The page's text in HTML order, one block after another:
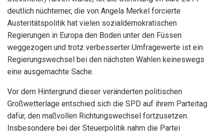
deutlich nüchterner, die von Angela Merkel forcierte
Austeritätspolitik hat vielen sozialdemokratischen
Regierungen in Europa den Boden unter den Füssen
weggezogen und trotz verbesserter Umfragewerte ist ein
Regierungswechsel bei den nächsten Wahlen keineswegs
eine ausgemachte Sache.
Vor dem Hintergrund dieser veränderten politischen
Großwetterlage entschied sich die SPD auf ihrem Parteitag
dafür, den maßvollen Richtungswechsel fortzusetzen.
Insbesondere bei der Steuerpolitik nahm die Partei